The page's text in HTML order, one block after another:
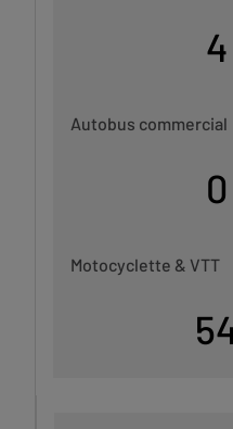
4
Autobus commercial
0
Motocyclette & VTT